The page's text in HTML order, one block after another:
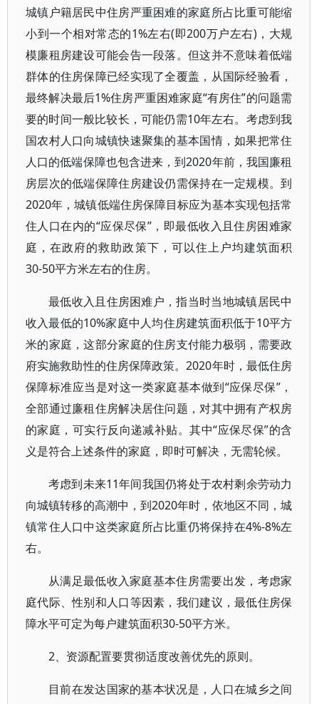
城镇户籍居民中住房严重困难的家庭所占比重可能缩
小到一个相对常态的1%左右(即200万户左右)，大规
模廉租房建设可能会告一段落。但这并不意味着低端
群体的住房保障已经实现了全覆盖，从国际经验看，
最终解决最后1%住房严重困难家庭“有房住”的问题需
要的时间一般比较长，可能仍需10年左右。考虑到我
国农村人口向城镇快速聚集的基本国情，如果把常住
人口的低端保障也包含进来，到2020年前，我国廉租
房层次的低端保障住房建设仍需保持在一定规模。到
2020年，城镇低端住房保障目标应为基本实现包括常
住人口在内的“应保尽保”，即最低收入且住房困难家
庭，在政府的救助政策下，可以住上户均建筑面积
30-50平方米左右的住房。
最低收入且住房困难户，指当时当地城镇居民中
收入最低的10%家庭中人均住房建筑面积低于10平方
米的家庭，这部分家庭的住房支付能力极弱，需要政
府实施救助性的住房保障政策。2020年时，最低住房
保障标准应当是对这一类家庭基本做到“应保尽保”，
全部通过廉租住房解决居住问题，对其中拥有产权房
的家庭，可实行反向递减补贴。其中“应保尽保”的含
义是符合上述条件的家庭，即时可解决，无需轮候。
考虑到未来11年间我国仍将处于农村剩余劳动力
向城镇转移的高潮中，到2020年时，依地区不同，城
镇常住人口中这类家庭所占比重仍将保持在4%-8%左
右。
从满足最低收入家庭基本住房需要出发，考虑家
庭代际、性别和人口等因素，我们建议，最低住房保
障水平可定为每户建筑面积30-50平方米。
2、资源配置要贯彻适度改善优先的原则。
目前在发达国家的基本状况是，人口在城乡之间